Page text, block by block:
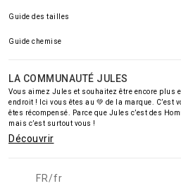
Guide des tailles
Guide chemise
LA COMMUNAUTÉ JULES
Vous aimez Jules et souhaitez être encore plus
endroit ! Ici vous êtes au 💚 de la marque. C’est
êtes récompensé. Parce que Jules c’est des
mais c’est surtout vous !
Découvrir
FR/fr